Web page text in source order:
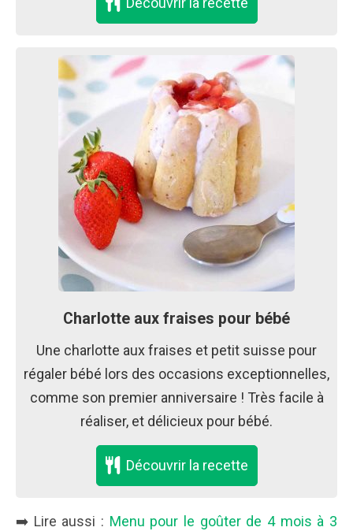
Charlotte aux fraises pour bébé
Une charlotte aux fraises et petit suisse pour
régaler bébé lors des occasions exceptionnelles,
comme son premier anniversaire ! Très facile à
réaliser, et délicieux pour bébé.
Découvrir la recette
➡️ Lire aussi : Menu pour le goûter de 4 mois à 3